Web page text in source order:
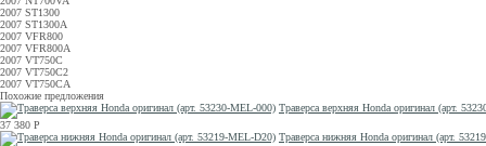
2007 ST1300
2007 ST1300A
2007 VFR800
2007 VFR800A
2007 VT750C
2007 VT750C2
2007 VT750CA
Похожие предложения
Траверса верхняя Honda оригинал (арт.
37 380 Р
Траверса нижняя Honda оригинал (арт.